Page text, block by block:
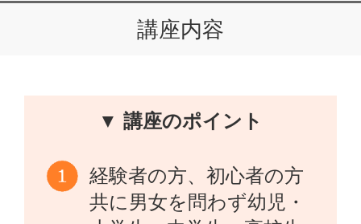
講座内容
▼ 講座のポイント
経験者の方、初心者の方
共に男女を問わず幼児・